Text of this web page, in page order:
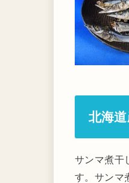
北海
サンマ煮干
す。サンマ